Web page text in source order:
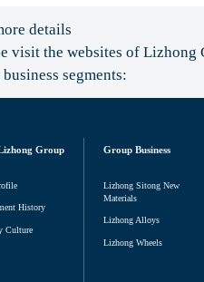
details
visit the websites of Lizhong
segments:
Group
History
Culture
Group Business
Lizhong Sitong New
Materials
Lizhong Alloys
Lizhong Wheels